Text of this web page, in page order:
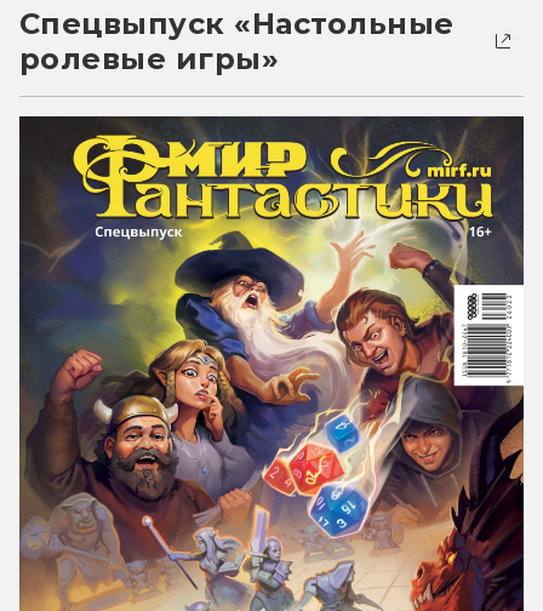
Спецвыпуск «Настольные
ролевые игры»